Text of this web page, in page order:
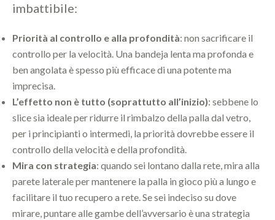
imbattibile:
Priorità al controllo e alla profondità: non sacrificare il
controllo per la velocità. Una bandeja lenta ma profonda e
ben angolata è spesso più efficace di una potente ma
imprecisa.
L’effetto non è tutto (soprattutto all’inizio): sebbene lo
slice sia ideale per ridurre il rimbalzo della palla dal vetro,
per i principianti o intermedi, la priorità dovrebbe essere il
controllo della velocità e della profondità.
Mira con strategia: quando sei lontano dalla rete, mira alla
parete laterale per mantenere la palla in gioco più a lungo e
facilitare il tuo recupero a rete. Se sei indeciso su dove
mirare, puntare alle gambe dell’avversario è una strategia